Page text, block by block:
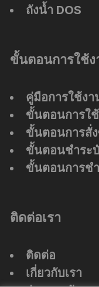
ถังน้ำ DOS
ขั้นตอนการใช้ง
คู่มือการใช้งา
ขั้นตอนการใ
ขั้นตอนการสั่
ขั้นตอนชำระ
ขั้นตอนการช
ติดต่อเรา
ติดต่อ
เกี่ยวกับเรา